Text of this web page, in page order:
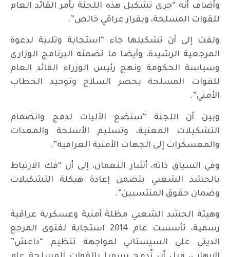
وأضاف أنه “جرى تشكيل هذه اللجنة بأمر القائد العام
للقوات المسلحة، وبقرار عراقي خالص”.
ولفت إلى أن تشكيلها جاء “استجابة وتلبية لدعوة
المرجعية الرشيدة، وأيضا ما تضمنه البرنامج الوزاري
وسياسة الحكومة ونهج رئيس الوزراء القائد العام
للقوات المسلحة بحصر السلاح وتوحيد الخطاب
الأمني”.
وبين أن اللجنة “ستضع الآليات لدمج وانضمام
التشكيلات المعنية، وتسليم الأسلحة والمعدات
والمعسكرات إلى الجهات الأمنية العراقية”.
وفي السياق ذاته، أشار النعمان، إلى أن “فك الارتباط
بالحشد الشعبي يتضمن إعادة هيكلة التشكيلات
وضمان حقوق المنتسبين”.
وهيئة الحشد الشعبي مظلة أمنية وعسكرية عراقية
رسمية، تأسست عام 2014 استجابة لفتوى المرجع
الديني علي السيستاني لمواجهة تنظيم “داعش”